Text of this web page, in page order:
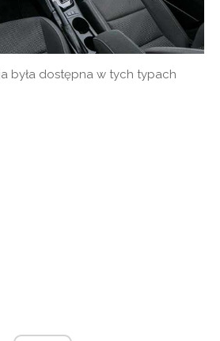
była dostępna w tych typach